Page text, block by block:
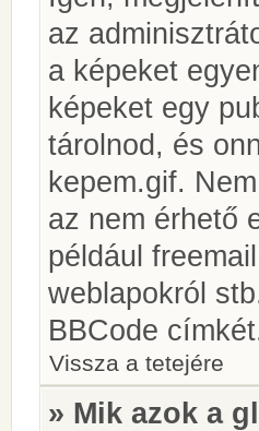
az
a képeket
képeket egy
tárolnod, és
kepem.gif.
az nem érhető
például
weblapokról
BBCode
Vissza a tetejére
» Mik azok a